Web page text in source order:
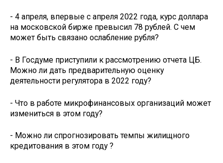
- 4 апреля, впервые с апреля 2022 года, курс доллара
на московской бирже превысил 78 рублей. С чем
может быть связано ослабление рубля?
- В Госдуме приступили к рассмотрению отчета ЦБ.
Можно ли дать предварительную оценку
деятельности регулятора в 2022 году?
- Что в работе микрофинансовых организаций может
измениться в этом году?
- Можно ли спрогнозировать темпы жилищного
кредитования в этом году ?